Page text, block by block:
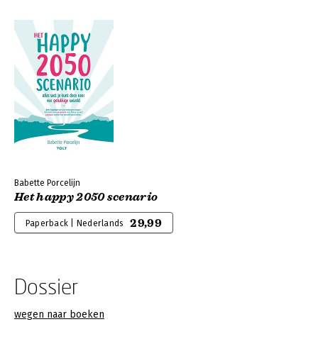
Babette Porcelijn
Het happy 2050 scenario
Paperback | Nederlands 29,99
Dossier
wegen naar boeken